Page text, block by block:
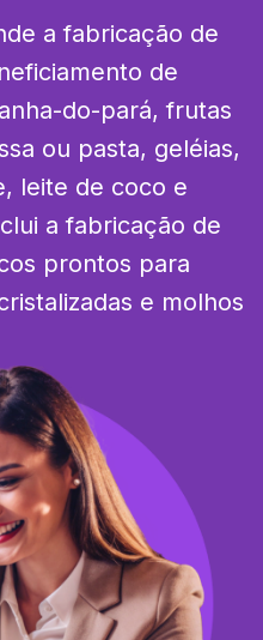
a fabricação de
de
do-pará, frutas
ou pasta, geléias,
leite de coco e
a fabricação de
prontos para
e molhos